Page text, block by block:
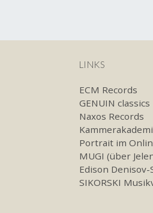
LINKS
ECM Records
GENUIN
Naxos Records
Portrait im
MUGI (über
Edison Denisov-
SIKORSKI